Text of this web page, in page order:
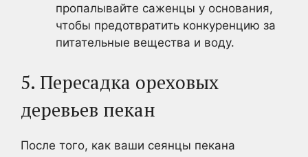
пропалывайте саженцы у основания,
чтобы предотвратить конкуренцию за
питательные вещества и воду.
5. Пересадка ореховых
деревьев пекан
После того, как ваши сеянцы пекана